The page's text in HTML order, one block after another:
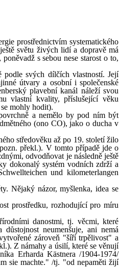
prostřednictvím systematického
světu živých lidí a dopravě má
s sebou nese starost o to,
podle svých dílčích vlastností. Její
útvary a osobní i společenské
plavební kanál náleží svou
vlastní kvality, příslušející věku
mohly hodit).
a nemělo by pod ním být
(ono CO), jako o ducha v
středověku až po 19. století žilo
překl.). V tomto případě jde o
odvodňovat je následně ještě
dokonalý systém vodních zdrží a
und kilometerlangen
Nějaký názor, myšlenka, idea se
prostředku, rozhodující pro míru
danostmi, tj. věcmi, které
neumenšuje, ani nemá
zároveň "šíří trpělivost" a
Z námahy a úsilí, které se věnují
Erharda Kästnera /1904-1974/
sie machte." /tj. "od nepaměti žijí